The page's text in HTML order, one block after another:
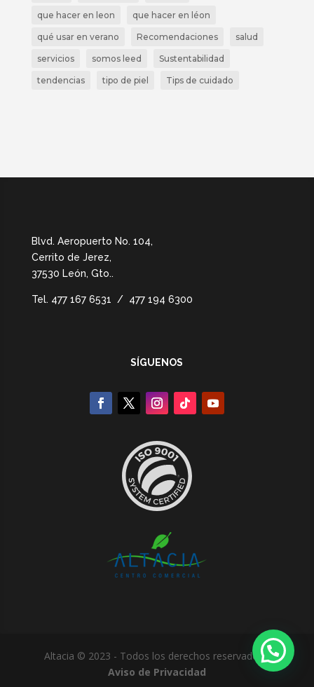
que hacer en leon que hacer en léon
qué usar en verano Recomendaciones salud
servicios somos leed Sustentabilidad
tendencias tipo de piel Tips de cuidado
Blvd. Aeropuerto No. 104,
Cerrito de Jerez,
37530 León, Gto..
Tel. 477 167 6531 / 477 194 6300
SÍGUENOS
Altacia © 2023 - Todos los derechos reservados -
Aviso de Privacidad